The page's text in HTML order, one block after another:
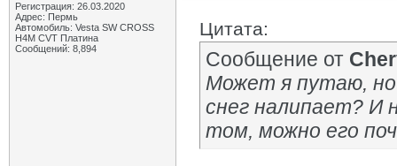
Регистрация: 26.03.2020
Адрес: Пермь
Автомобиль: Vesta SW CROSS
H4M CVT Платина
Сообщений: 8,894
Цитата:
Сообщение от
Может я путаю, но
снег налипает? И
том, можно его